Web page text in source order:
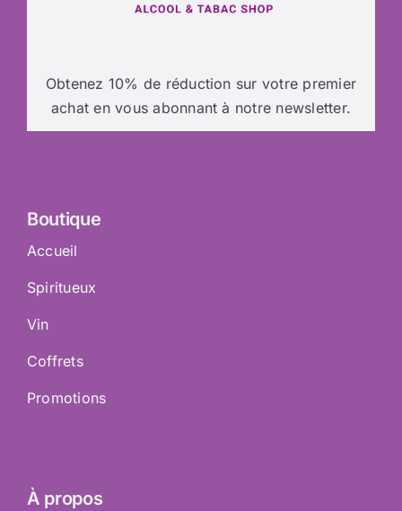
Obtenez 10% de réduction sur votre premier
achat en vous abonnant à notre newsletter.
Boutique
Accueil
Spiritueux
Vin
Coffrets
Promotions
À propos